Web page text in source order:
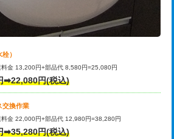
ング鋼管・銅
/3ｍまで)
44,000円
グ鋼管・銅
/3ｍ超え)
・埋め戻し作
事/3ｍまで） 55,000円
など（軽作業）
処理・清掃・修
など（中作業）
22,000円
処理・清掃・修
など（重作業）
33,000円
）
金 13,200円+部品代 8,580円=25,080円
➡22,080円(税込)
交換作業
金 22,000円+部品代 12,980円=38,280円
➡35,280円(税込)